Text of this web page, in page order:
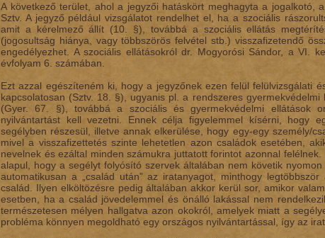
A következő terület, ahol a jegyzői hatáskört meghagyta a jogalkotó,
Sztv. A jegyző például vizsgálatot rendelhet el, ha a szociális
amit a kérelmező állít (10. §), továbbá a szociális ellátás
(jogosultság hiánya, vagy többszörös felvétel stb.) visszafizetendő
engedélyezhet. A szociális ellátásokról dr. Mogyorósi Sándor, a VI.
évfolyam 6. számában.
Ezt azzal egészíteném ki, hogy a jegyzőnek ezen felül felülvizsgálati
kapcsolatosan (Sztv. 18. §), ugyanis pl. a rendszeres
(Gyer. 67. §), továbbá a szociális és gyermekvédelmi ellátások
nyilvántartást kell vezetni. Ennek célja figyelemmel kísérni, hogy
segélyben részesül, illetve annak elkerülése, hogy egy-egy személy/
mivel a visszafizettetés szinte lehetetlen azon családok esetében,
nevelnek és ezáltal minden számukra juttatott forintot azonnal
alapul, hogy a segélyt folyósító szervek általában nem követik
automatikusan a „család után” az iratanyagot, minthogy
család. Ilyen elköltözésre pedig általában akkor kerül sor, amikor
esetben, ha a család jövedelemmel és önálló lakással nem
természetesen mélyen hallgatva azon okokról, amelyek miatt a
probléma könnyen megoldható egy országos nyilvántartással, így az